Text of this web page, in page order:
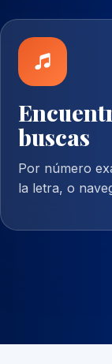
buscas
Por número
la letra, o